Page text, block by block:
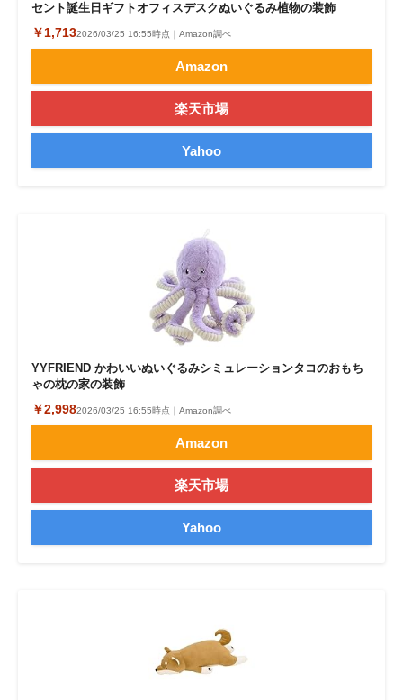
セント誕生日ギフトオフィスデスクぬいぐるみ植物の装飾
￥1,7132026/03/25 16:55時点｜Amazon調べ
Amazon
楽天市場
Yahoo
YYFRIEND かわいいぬいぐるみシミュレーションタコのおもち
ゃの枕の家の装飾
￥2,9982026/03/25 16:55時点｜Amazon調べ
Amazon
楽天市場
Yahoo